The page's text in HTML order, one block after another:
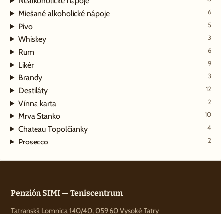
Miešané alkoholické nápoje 6
Pivo 5
Whiskey 3
Rum 6
Likér 9
Brandy 3
Destiláty 12
Vínna karta 2
Mrva Stanko 10
Chateau Topolčianky 4
Prosecco 2
Penzión SIMI — Teniscentrum
Tatranská Lomnica 140/40, 059 60 Vysoké Tatry